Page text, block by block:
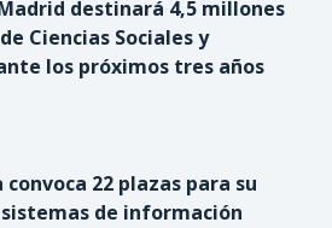
destinará 4,5 millones
Ciencias Sociales y
los próximos tres años
convoca 22 plazas para su
de información